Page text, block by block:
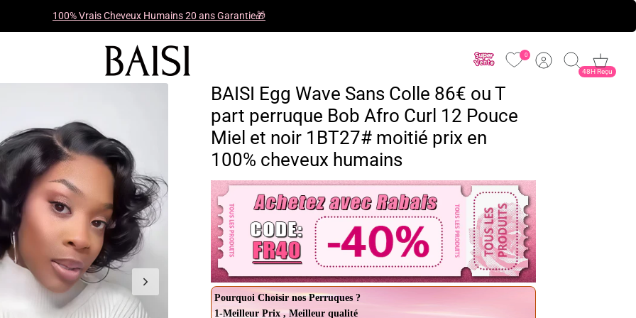
100% Vrais Cheveux Humains 20 ans Garantie🎁
48H Reçu
0
CompteRecherchePanier
BAISI Egg Wave Sans Colle 86€ ou T
part perruque Bob Afro Curl 12 Pouce
Miel et noir 1BT27# moitié prix en
100% cheveux humains
Pourquoi Choisir nos Perruques ?
1-Meilleur Prix , Meilleur qualité